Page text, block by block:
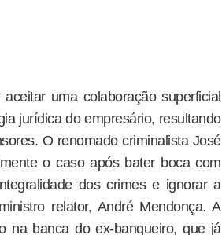
uma colaboração superficial
jurídica do empresário, resultando
O renomado criminalista José
o caso após bater boca com
dos crimes e ignorar a
relator, André Mendonça. A
na banca do ex-banqueiro, que já